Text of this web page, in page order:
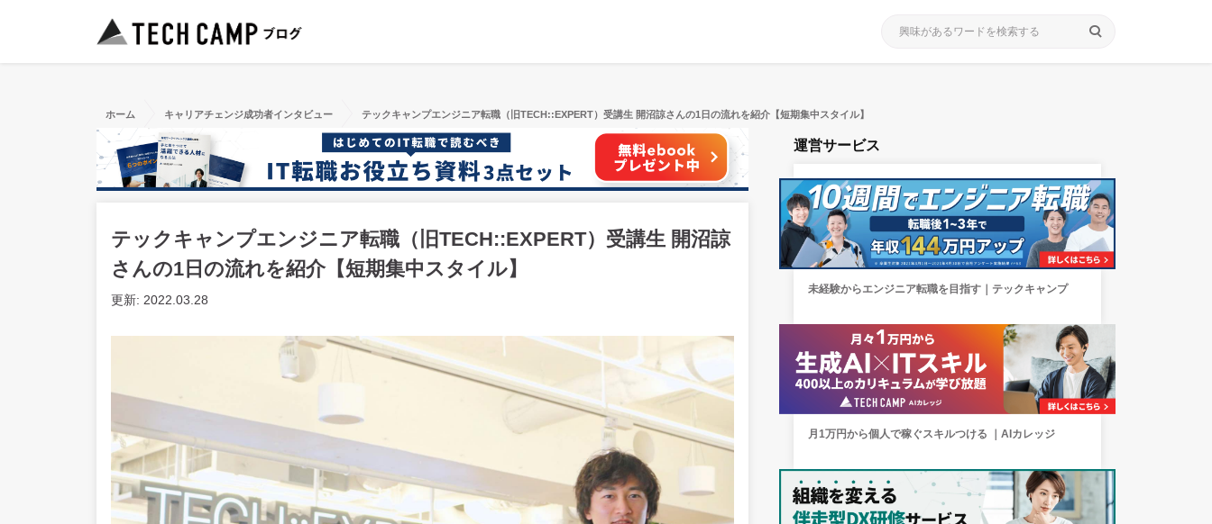
search
ホーム キャリアチェンジ成功者インタビュー テックキャンプエンジニア転職（旧TECH::EXPERT）受講生 開沼諒さんの1日の流れを紹介【短期集中スタイル】
テックキャンプエンジニア転職（旧TECH::EXPERT）受講生 開沼諒
さんの1日の流れを紹介【短期集中スタイル】
更新: 2022.03.28
運営サービス
未経験からエンジニア転職を目指す｜テックキャンプ
月1万円から個人で稼ぐスキルつける ｜AIカレッジ